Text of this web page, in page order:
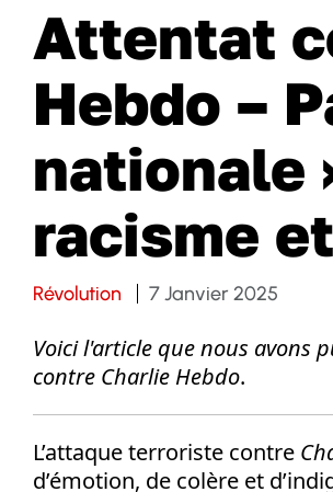
Attentat
Hebdo –
nationale
racisme
Révolution 7 Janvier 2025
Voici l'article que nous avons
contre Charlie Hebdo.
L’attaque terroriste contre
d’émotion, de colère et